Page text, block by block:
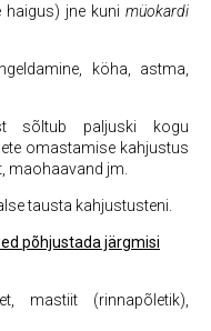
haigus) jne kuni müokardi
köha, astma,
sõltub paljuski kogu
omastamise kahjustus
maohaavand jm.
tausta kahjustusteni.
põhjustada järgmisi
mastiit (rinnapõletik),